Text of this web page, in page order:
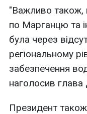
"Важливо також,
по Марганцю та
була через
регіональному
забезпечення
наголосив
Президент